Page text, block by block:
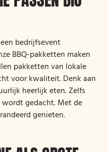
bedrijfsevent
BBQ-pakketten maken
pakketten van lokale
voor kwaliteit. Denk aan
heerlijk eten. Zelfs
gedacht. Met de
genieten.